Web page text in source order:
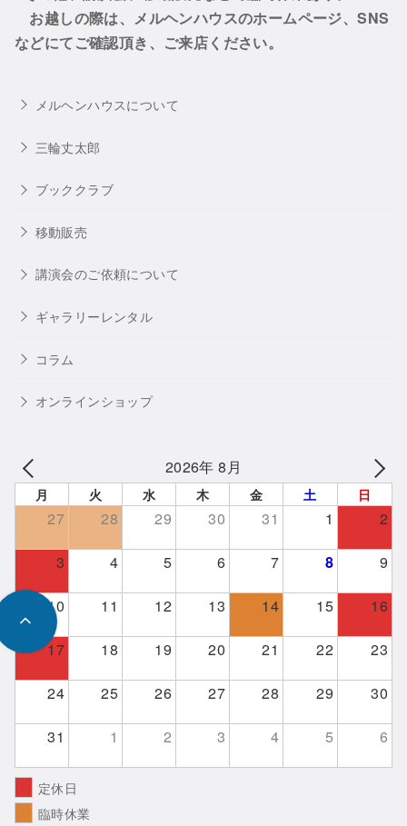
お越しの際は、メルヘンハウスのホームページ、SNS
などにてご確認頂き、ご来店ください。
メルヘンハウスについて
三輪丈太郎
ブッククラブ
移動販売
講演会のご依頼について
ギャラリーレンタル
コラム
オンラインショップ
2026年 8月
月 火 水 木 金 土 日
27 28 29 30 31 1 2
3 4 5 6 7 8 9
10 11 12 13 14 15 16
17 18 19 20 21 22 23
24 25 26 27 28 29 30
31 1 2 3 4 5 6
定休日
臨時休業